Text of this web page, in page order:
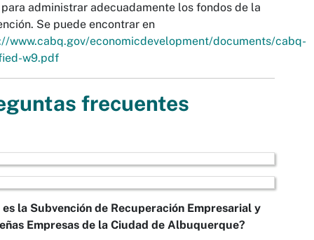
administrar adecuadamente los fondos de la
Se puede encontrar en
www.cabq.gov/economicdevelopment/documents/cabq-
w9.pdf
frecuentes
es la Subvención de Recuperación Empresarial y
Empresas de la Ciudad de Albuquerque?